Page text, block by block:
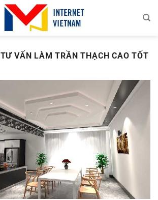
TƯ VẤN LÀM TRẦN THẠCH CAO TỐT